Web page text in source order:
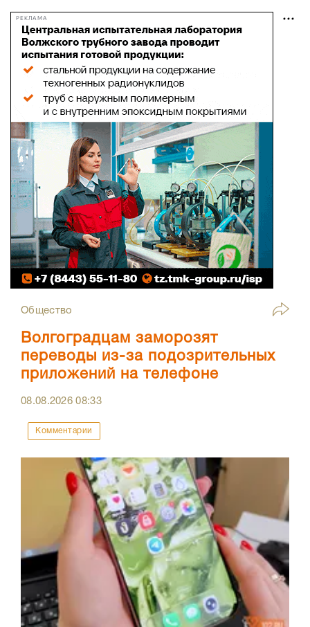
РЕКЛАМА
Общество
Волгоградцам заморозят
переводы из-за подозрительных
приложений на телефоне
08.08.202608:33
Комментарии